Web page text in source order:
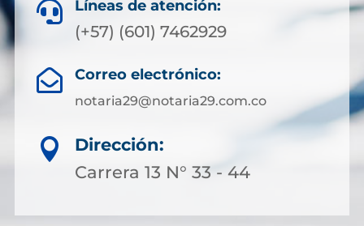
 Líneas de atención:
(+57) (601) 7462929
 Correo electrónico:
notaria29@notaria29.com.co

Dirección:
Carrera 13 N° 33 - 44